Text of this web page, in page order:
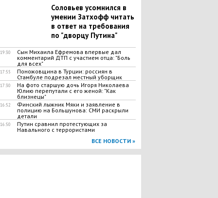
Соловьев усомнился в
умении Затхофф читать
в ответ на требования
по "дворцу Путина"
19:30
​Сын Михаила Ефремова впервые дал
комментарий ДТП с участием отца: "Боль
для всех"
17:55
Поножовщина в Турции: россиян в
Стамбуле подрезал местный уборщик
17:30
На фото старшую дочь Игоря Николаева
Юлию перепутали с его женой: "Как
близнецы"
16:52
​Финский лыжник Мяки и заявление в
полицию на Большунова: СМИ раскрыли
детали
16:50
Путин сравнил протестующих за
Навального с террористами
ВСЕ НОВОСТИ »